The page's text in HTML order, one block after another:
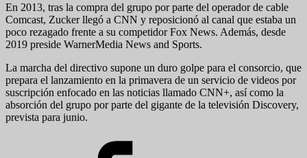
En 2013, tras la compra del grupo por parte del operador de cable
Comcast, Zucker llegó a CNN y reposicionó al canal que estaba un
poco rezagado frente a su competidor Fox News. Además, desde
2019 preside WarnerMedia News and Sports.
La marcha del directivo supone un duro golpe para el consorcio, que
prepara el lanzamiento en la primavera de un servicio de videos por
suscripción enfocado en las noticias llamado CNN+, así como la
absorción del grupo por parte del gigante de la televisión Discovery,
prevista para junio.